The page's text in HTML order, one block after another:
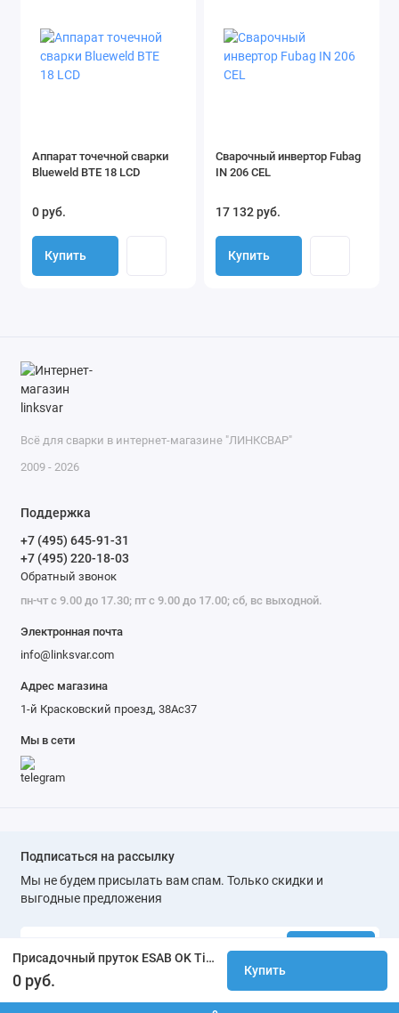
Присадочный пруток ESAB OK Tigrod 309 L d3,2
0 руб.
Купить
Аппарат точечной сварки
Blueweld BTE 18 LCD
0 руб.
Купить
Сварочный инвертор Fubag
IN 206 CEL
17 132 руб.
Купить
Всё для сварки в интернет-магазине "ЛИНКСВАР"
2009 - 2026
Поддержка
+7 (495) 645-91-31
+7 (495) 220-18-03
Обратный звонок
пн-чт с 9.00 до 17.30; пт с 9.00 до 17.00; сб, вс выходной.
Электронная почта
info@linksvar.com
Адрес магазина
1-й Красковский проезд, 38Ас37
Мы в сети
Подписаться на рассылку
Мы не будем присылать вам спам. Только скидки и
выгодные предложения
Подписаться